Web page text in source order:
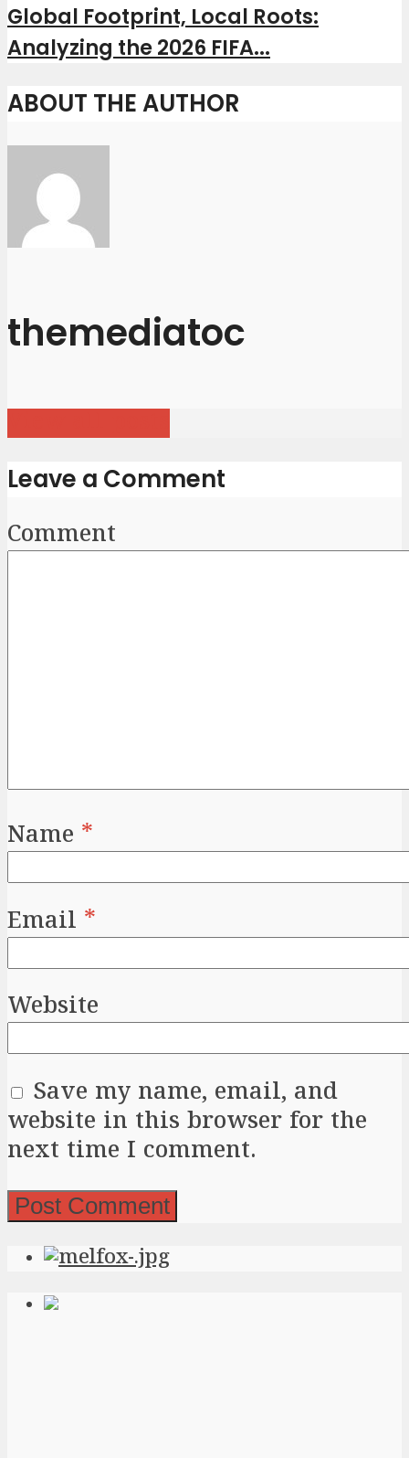
Global Footprint, Local Roots:
Analyzing the 2026 FIFA...
ABOUT THE AUTHOR
themediatoc
Leave a Comment
Comment
Name *
Email *
Website
Save my name, email, and
website in this browser for the
next time I comment.